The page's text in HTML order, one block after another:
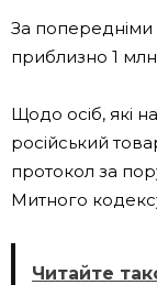
За попередніми
приблизно 1
Щодо осіб, які
російський
протокол за
Митного
Читайте